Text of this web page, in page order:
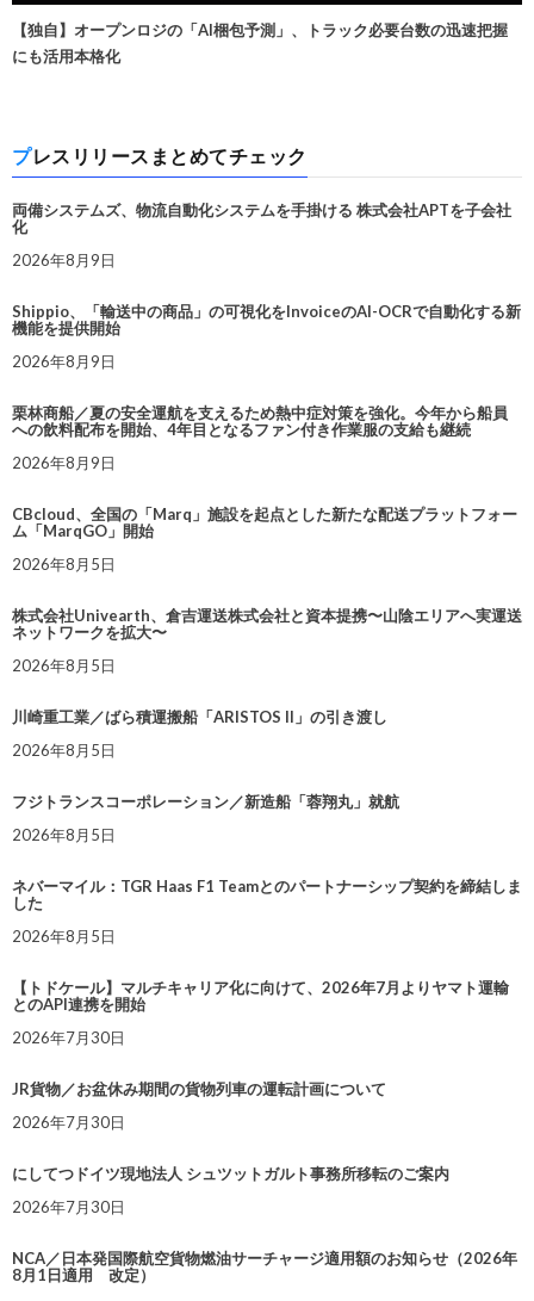
【独自】オープンロジの「AI梱包予測」、トラック必要台数の迅速把握
にも活用本格化
プレスリリースまとめてチェック
両備システムズ、物流自動化システムを手掛ける 株式会社APTを子会社
化
2026年8月9日
Shippio、「輸送中の商品」の可視化をInvoiceのAI-OCRで自動化する新
機能を提供開始
2026年8月9日
栗林商船／夏の安全運航を支えるため熱中症対策を強化。今年から船員
への飲料配布を開始、4年目となるファン付き作業服の支給も継続
2026年8月9日
CBcloud、全国の「Marq」施設を起点とした新たな配送プラットフォー
ム「MarqGO」開始
2026年8月5日
株式会社Univearth、倉吉運送株式会社と資本提携〜山陰エリアへ実運送
ネットワークを拡大〜
2026年8月5日
川崎重工業／ばら積運搬船「ARISTOS II」の引き渡し
2026年8月5日
フジトランスコーポレーション／新造船「蓉翔丸」就航
2026年8月5日
ネバーマイル：TGR Haas F1 Teamとのパートナーシップ契約を締結しま
した
2026年8月5日
【トドケール】マルチキャリア化に向けて、2026年7月よりヤマト運輸
とのAPI連携を開始
2026年7月30日
JR貨物／お盆休み期間の貨物列車の運転計画について
2026年7月30日
にしてつドイツ現地法人 シュツットガルト事務所移転のご案内
2026年7月30日
NCA／日本発国際航空貨物燃油サーチャージ適用額のお知らせ（2026年
8月1日適用 改定）